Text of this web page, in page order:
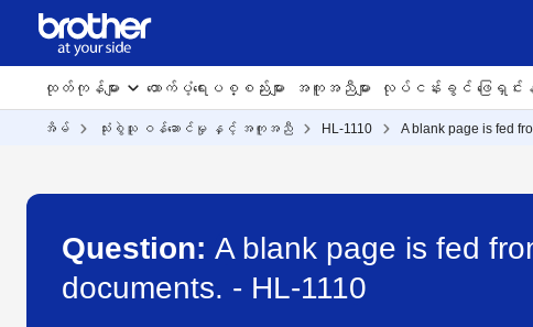
ထုတ်ကုန်များ ထောက်ပံ့ရေးပစ္စည်းများ အကူအညီများ လုပ်ငန်းခွင် ဖြေရှင်းနည်
အိမ် သုံးစွဲသူ ဝန်ဆောင်မှု နှင့် အကူအညီ HL-1110 A blank page is fed
Question: A blank page is fed
documents. - HL-1110